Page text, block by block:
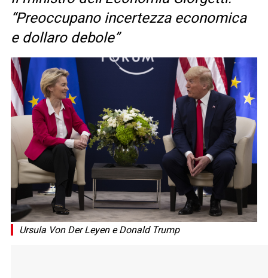
“Preoccupano incertezza economica
e dollaro debole”
Ursula Von Der Leyen e Donald Trump